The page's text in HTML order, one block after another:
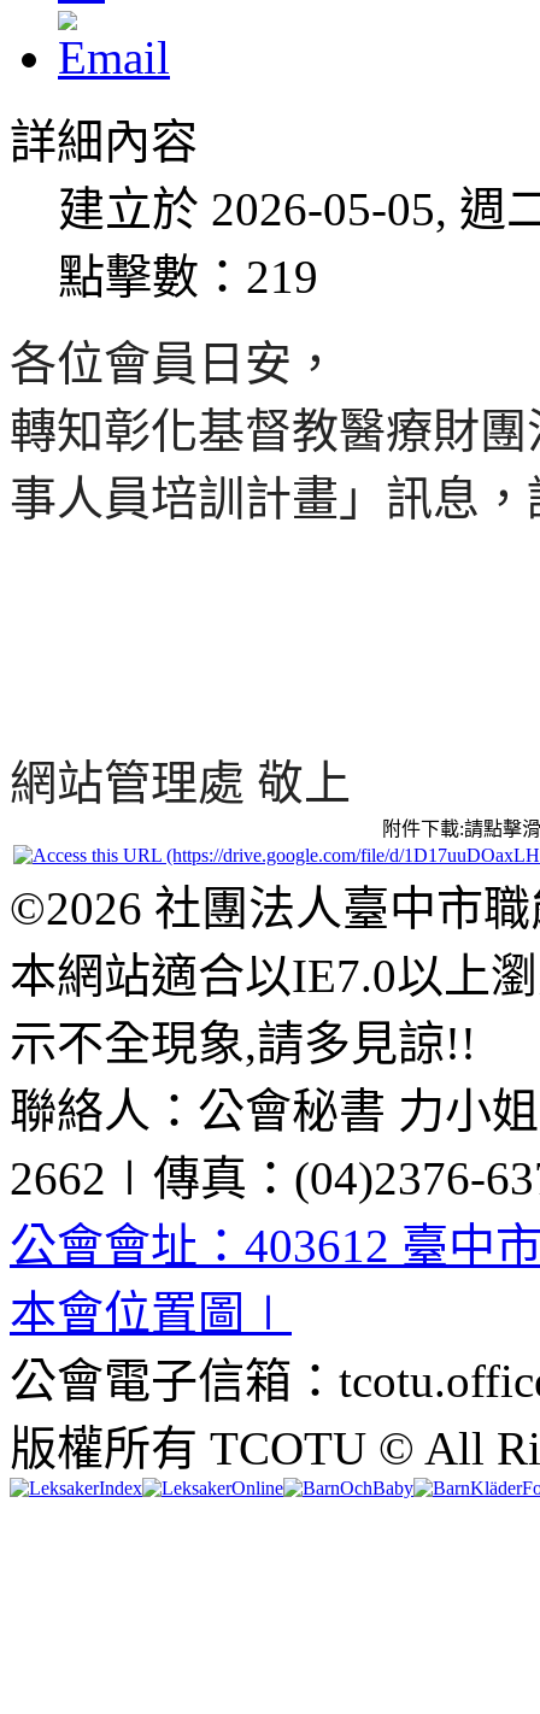
詳細內容
建立於 2026-05-05, 週
點擊數：219
各位會員日安，
轉知彰化基督教醫療財
事人員培訓計畫」訊息
網站管理處 敬上
附件下載:請點擊
©2026 社團法人臺中市
本網站適合以IE7.0以上
示不全現象,請多見諒!!
聯絡人：公會秘書 力小
2662∣傳真：(04)2376-
公會會址：403612 臺中
本會位置圖∣
公會電子信箱：
版權所有 TCOTU © All